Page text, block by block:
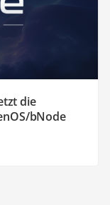
die
bNode